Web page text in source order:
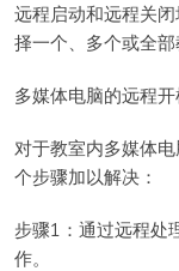
远程启动和远程关
择一个、多个或全部
多媒体电脑的远程
对于教室内多媒体
个步骤加以解决：
步骤1：通过远程处
作。